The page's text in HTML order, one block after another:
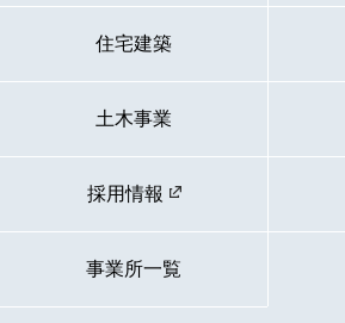
住宅建築
土木事業
採用情報
事業所一覧